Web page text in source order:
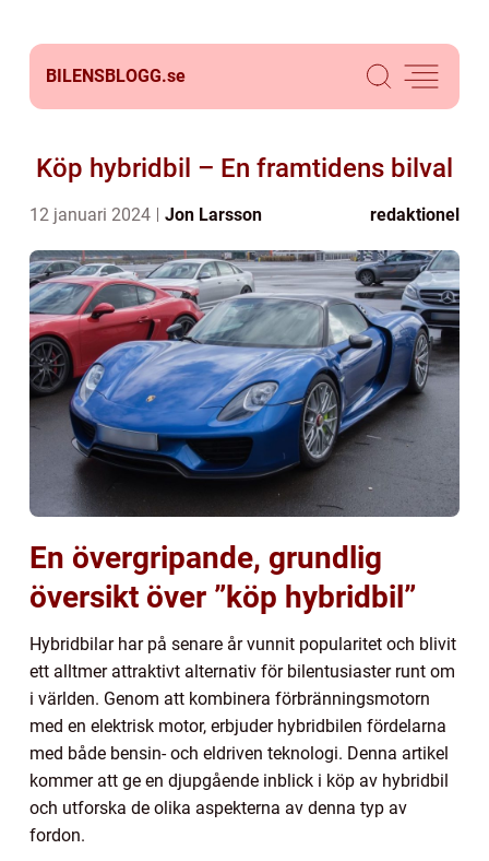
BILENSBLOGG.se
Köp hybridbil – En framtidens bilval
12 januari 2024 Jon Larsson redaktionel
En övergripande, grundlig
översikt över ”köp hybridbil”
Hybridbilar har på senare år vunnit popularitet och blivit
ett alltmer attraktivt alternativ för bilentusiaster runt om
i världen. Genom att kombinera förbränningsmotorn
med en elektrisk motor, erbjuder hybridbilen fördelarna
med både bensin- och eldriven teknologi. Denna artikel
kommer att ge en djupgående inblick i köp av hybridbil
och utforska de olika aspekterna av denna typ av
fordon.